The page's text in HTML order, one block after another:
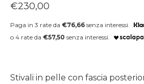
Prezzo regolare
€230,00
Paga in 3 rate da €76,66 senza interessi.
o 4 rate da €57,50 senza interessi.
Stivali in pelle con fascia